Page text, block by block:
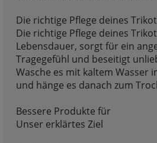
Die richtige Pflege deines
Die richtige Pflege deines
Lebensdauer, sorgt für ein
Tragegefühl und beseitigt
Wasche es mit kaltem Wasser
und hänge es danach zum
Bessere Produkte für
Unser erklärtes Ziel